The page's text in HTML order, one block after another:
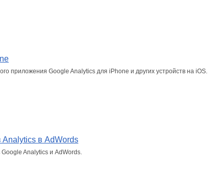
приложения Google Analytics для iPhone и других устройств на iOS.
в AdWords
Analytics и AdWords.